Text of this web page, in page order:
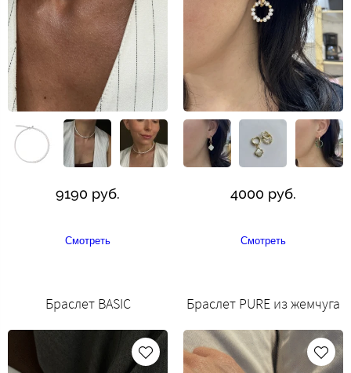
9190 руб.
Смотреть
4000 руб.
Смотреть
Браслет BASIC Браслет PURE из жемчуга